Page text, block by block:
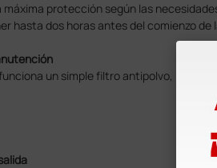
máxima protección según las
hasta dos horas antes del comienzo de
un simple filtro antipolvo, la